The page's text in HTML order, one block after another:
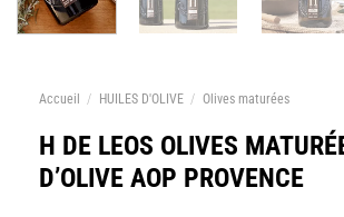
Accueil / HUILES D'OLIVE / Olives maturées
H DE LEOS OLIVES
D’OLIVE AOP PROVENCE